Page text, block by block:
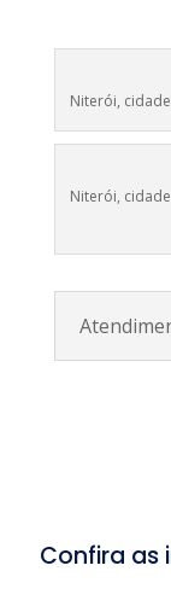
Niterói,
Niterói,
Confira as